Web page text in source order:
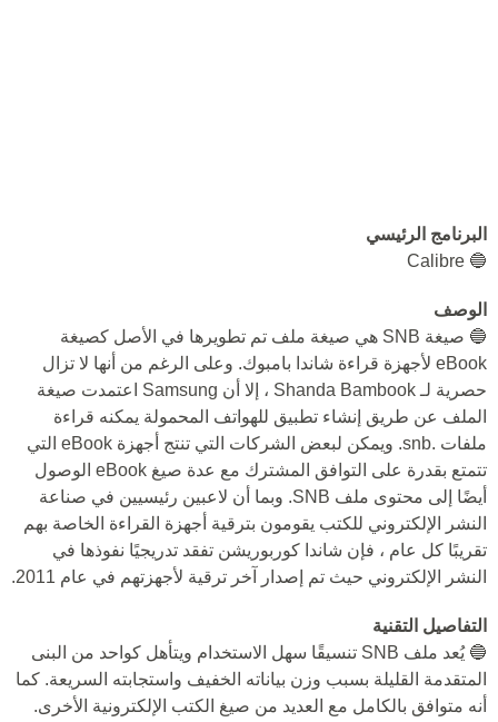
البرنامج الرئيسي
🔵 Calibre
الوصف
🔵 صيغة SNB هي صيغة ملف تم تطويرها في الأصل كصيغة
eBook لأجهزة قراءة شاندا بامبوك. وعلى الرغم من أنها لا تزال
حصرية لـ Shanda Bambook ، إلا أن Samsung اعتمدت صيغة
الملف عن طريق إنشاء تطبيق للهواتف المحمولة يمكنه قراءة
ملفات .snb. ويمكن لبعض الشركات التي تنتج أجهزة eBook التي
تتمتع بقدرة على التوافق المشترك مع عدة صيغ eBook الوصول
أيضًا إلى محتوى ملف SNB. وبما أن لاعبين رئيسيين في صناعة
النشر الإلكتروني للكتب يقومون بترقية أجهزة القراءة الخاصة بهم
تقريبًا كل عام ، فإن شاندا كوربوريشن تفقد تدريجيًا نفوذها في
النشر الإلكتروني حيث تم إصدار آخر ترقية لأجهزتهم في عام 2011.
التفاصيل التقنية
🔵 يُعد ملف SNB تنسيقًا سهل الاستخدام ويتأهل كواحد من البنى
المتقدمة القليلة بسبب وزن بياناته الخفيف واستجابته السريعة. كما
أنه متوافق بالكامل مع العديد من صيغ الكتب الإلكترونية الأخرى.